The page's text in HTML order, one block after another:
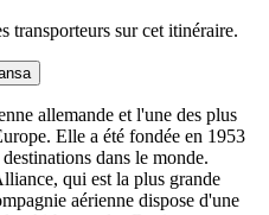
transporteurs sur cet itinéraire.
allemande et l'une des plus
Elle a été fondée en 1953
dans le monde.
qui est la plus grande
aérienne dispose d'une